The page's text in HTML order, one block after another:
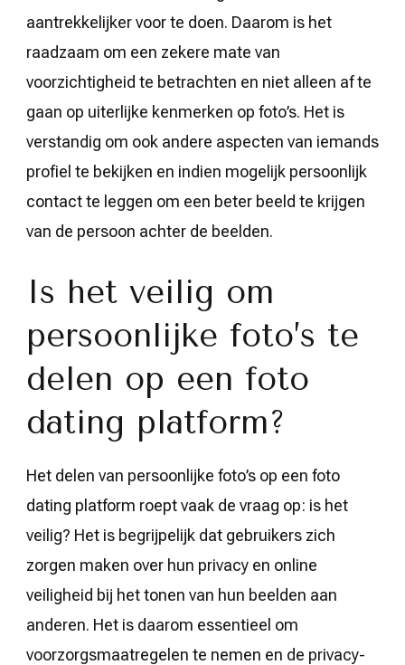
aantrekkelijker voor te doen. Daarom is het
raadzaam om een zekere mate van
voorzichtigheid te betrachten en niet alleen af te
gaan op uiterlijke kenmerken op foto’s. Het is
verstandig om ook andere aspecten van iemands
profiel te bekijken en indien mogelijk persoonlijk
contact te leggen om een beter beeld te krijgen
van de persoon achter de beelden.
Is het veilig om
persoonlijke foto’s te
delen op een foto
dating platform?
Het delen van persoonlijke foto’s op een foto
dating platform roept vaak de vraag op: is het
veilig? Het is begrijpelijk dat gebruikers zich
zorgen maken over hun privacy en online
veiligheid bij het tonen van hun beelden aan
anderen. Het is daarom essentieel om
voorzorgsmaatregelen te nemen en de privacy-